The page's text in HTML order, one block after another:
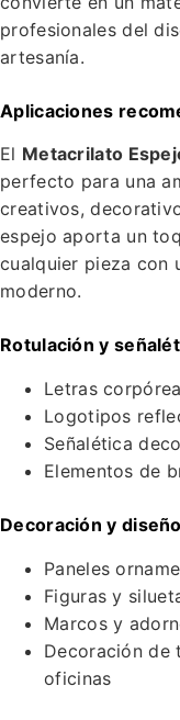
profesionales del
artesanía.
Aplicaciones
El Metacrilato
perfecto para una
creativos,
espejo aporta un
cualquier pieza con
moderno.
Rotulación y
Letras
Logotipos
Señalética
Elementos de
Decoración y diseño
Paneles
Figuras y
Marcos y
Decoración de
oficinas